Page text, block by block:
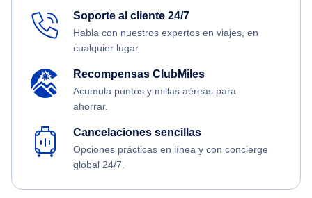
Soporte al cliente 24/7
Habla con nuestros expertos en viajes, en
cualquier lugar
Recompensas ClubMiles
Acumula puntos y millas aéreas para
ahorrar.
Cancelaciones sencillas
Opciones prácticas en línea y con concierge
global 24/7.